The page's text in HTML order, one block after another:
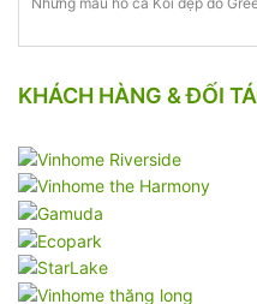
KHÁCH HÀNG & ĐỐI